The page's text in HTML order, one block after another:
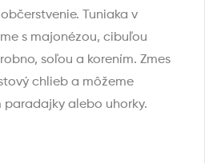
Tuniaka v
s majonézou, cibuľou
soľou a korením. Zmes
chlieb a môžeme
alebo uhorky.